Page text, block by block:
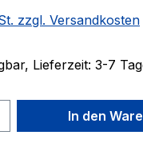
zzgl. Versandkosten
Lieferzeit: 3-7
Gib den
In den